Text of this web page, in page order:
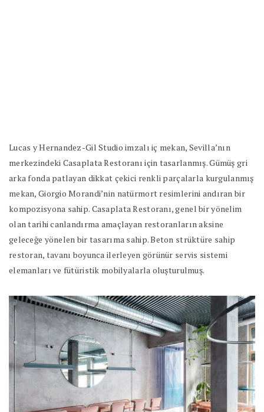
Lucas y Hernandez-Gil Studio imzalı iç mekan, Sevilla’nın
merkezindeki Casaplata Restoranı için tasarlanmış. Gümüş gri
arka fonda patlayan dikkat çekici renkli parçalarla kurgulanmış
mekan, Giorgio Morandi’nin natürmort resimlerini andıran bir
kompozisyona sahip. Casaplata Restoranı, genel bir yönelim
olan tarihi canlandırma amaçlayan restoranların aksine
geleceğe yönelen bir tasarıma sahip. Beton strüktüre sahip
restoran, tavanı boyunca ilerleyen görünür servis sistemi
elemanları ve fütüristik mobilyalarla oluşturulmuş.